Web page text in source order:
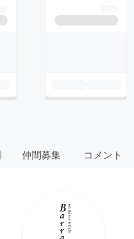
仲間募集 コメント